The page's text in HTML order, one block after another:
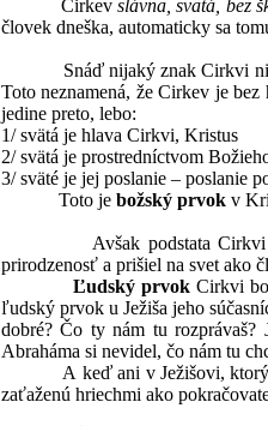
Cirkevslávna, svätá, bez
človek dneška, automaticky sa
Snáď nijaký znak Cirkvi nie je
Toto neznamená, že Cirkev je
jedine preto, lebo:
1/ svätá je hlava Cirkvi, Kristus
2/ svätá je prostredníctvom
3/ sväté je jej poslanie – poslanie
Toto je božský prvok v
Avšak podstata Cirkvi nie
prirodzenosť a prišiel na svet ako
Ľudský prvok Cirkvi
ľudský prvok u Ježiša jeho
dobré? Čo ty nám tu
Abraháma si nevidel, čo nám tu
A keď ani v Ježišovi, ktorý bol
zaťaženú hriechmi ako